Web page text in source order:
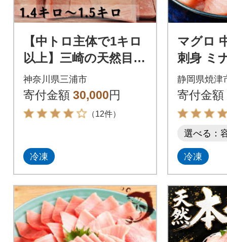
【中トロ主体で1キロ
以上】三崎の天然目鉢
まぐろ(1.4～1.5kg)
神奈川県三浦市
寄付金額 30,000円
（12件）
冷凍
マグロ
刺身 ミ
トロ 切
0g(a15-
静岡県焼津
寄付金額
選べる：
冷凍